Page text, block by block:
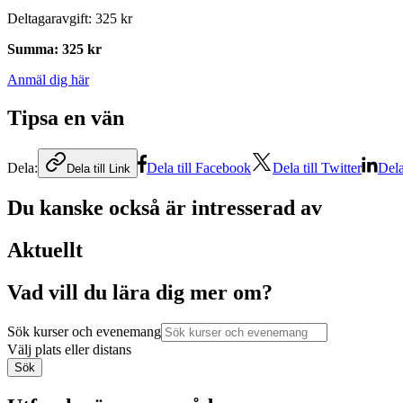
Deltagaravgift: 325 kr
Summa: 325 kr
Anmäl dig här
Tipsa en vän
Dela: Dela till Link Dela till Facebook Dela till Twitter
Du kanske också är intresserad av
Aktuellt
Vad vill du lära dig mer om?
Sök kurser och evenemang
Välj plats eller distans
Sök